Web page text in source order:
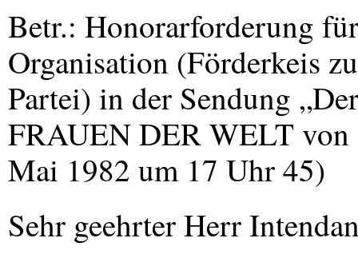
Betr.: Honorarforderung
Organisation (Förderkeis
Partei) in der Sendung
FRAUENDERWELTvon
Mai 1982 um 17 Uhr 45)
Sehr geehrter Herr